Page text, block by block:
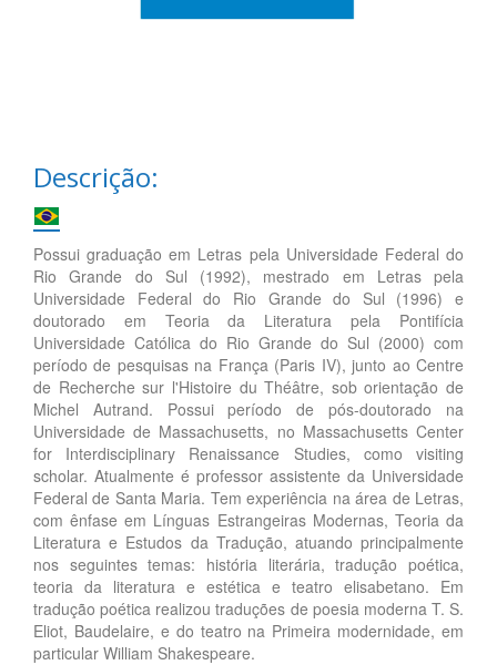
Descrição:
Possui graduação em Letras pela Universidade Federal do
Rio Grande do Sul (1992), mestrado em Letras pela
Universidade Federal do Rio Grande do Sul (1996) e
doutorado em Teoria da Literatura pela Pontifícia
Universidade Católica do Rio Grande do Sul (2000) com
período de pesquisas na França (Paris IV), junto ao Centre
de Recherche sur l'Histoire du Théâtre, sob orientação de
Michel Autrand. Possui período de pós-doutorado na
Universidade de Massachusetts, no Massachusetts Center
for Interdisciplinary Renaissance Studies, como visiting
scholar. Atualmente é professor assistente da Universidade
Federal de Santa Maria. Tem experiência na área de Letras,
com ênfase em Línguas Estrangeiras Modernas, Teoria da
Literatura e Estudos da Tradução, atuando principalmente
nos seguintes temas: história literária, tradução poética,
teoria da literatura e estética e teatro elisabetano. Em
tradução poética realizou traduções de poesia moderna T. S.
Eliot, Baudelaire, e do teatro na Primeira modernidade, em
particular William Shakespeare.